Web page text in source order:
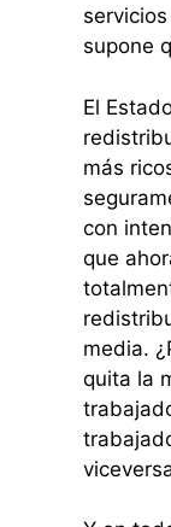
supone
El
más
con
que
media.
quita la